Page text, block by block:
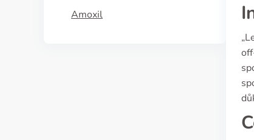
Amoxil